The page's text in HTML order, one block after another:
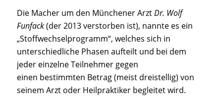
Die Macher um den Münchener ArztDr. Wolf
Funfack(der 2013 verstorben ist), nannte es ein
„Stoffwechselprogramm“, welches sich in
unterschiedliche Phasen aufteilt und bei dem
jeder einzelne Teilnehmer gegen
einen bestimmten Betrag (meist dreistellig) von
seinem Arzt oder Heilpraktiker begleitet wird.